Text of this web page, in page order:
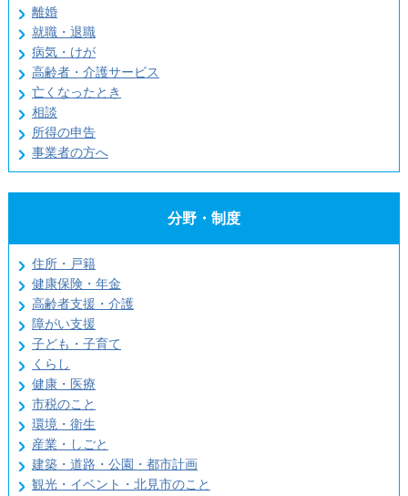
離婚
就職・退職
病気・けが
高齢者・介護サービス
亡くなったとき
相談
所得の申告
事業者の方へ
分野・制度
住所・戸籍
健康保険・年金
高齢者支援・介護
障がい支援
子ども・子育て
くらし
健康・医療
市税のこと
環境・衛生
産業・しごと
建築・道路・公園・都市計画
観光・イベント・北見市のこと